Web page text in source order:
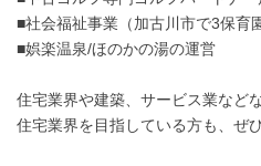
■社会福祉事業（加古川市で3保育
■娯楽温泉/ほのかの湯の運営
住宅業界や建築、サービス業など
住宅業界を目指している方も、ぜ